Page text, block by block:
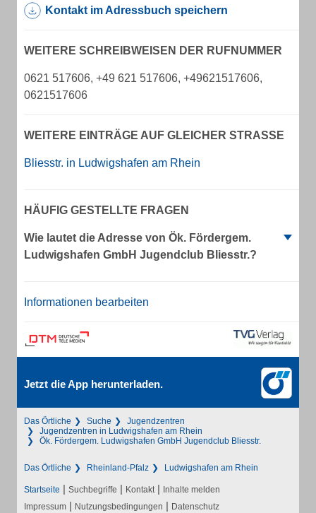
Kontakt im Adressbuch speichern
WEITERE SCHREIBWEISEN DER RUFNUMMER
0621 517606, +49 621 517606, +49621517606,
0621517606
WEITERE EINTRÄGE AUF GLEICHER STRASSE
Bliesstr. in Ludwigshafen am Rhein
HÄUFIG GESTELLTE FRAGEN
Wie lautet die Adresse von Ök. Fördergem.
Ludwigshafen GmbH Jugendclub Bliesstr.?
Informationen bearbeiten
Jetzt die App herunterladen.
Das Örtliche Suche
Jugendzentren
Jugendzentren in Ludwigshafen am Rhein
Ök. Fördergem. Ludwigshafen GmbH Jugendclub Bliesstr.
Das Örtliche Rheinland-Pfalz Ludwigshafen am Rhein
Startseite | Suchbegriffe | Kontakt | Inhalte melden
Impressum | Nutzungsbedingungen | Datenschutz